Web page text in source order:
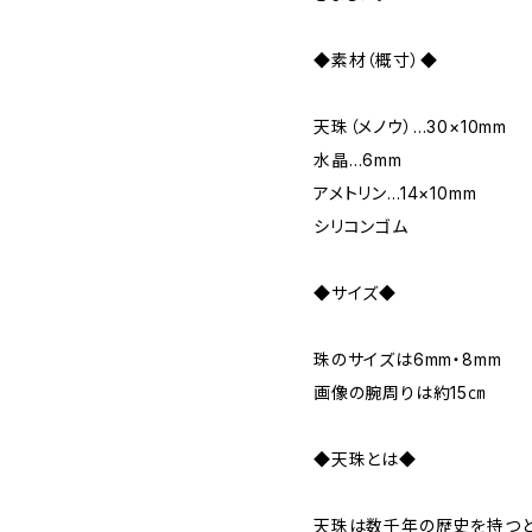
◆素材（概寸）◆
天珠（メノウ）…30×10mm
水晶…6mm
アメトリン…14×10mm
シリコンゴム
◆サイズ◆
珠のサイズは6mm・8mm
画像の腕周りは約15㎝
◆天珠とは◆
天珠は数千年の歴史を持つ